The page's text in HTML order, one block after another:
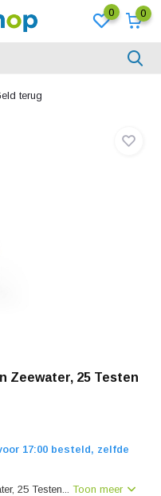
0 0
terug
Zeewater, 25 Testen
17:00 besteld, zelfde
25 Testen...Toon meer